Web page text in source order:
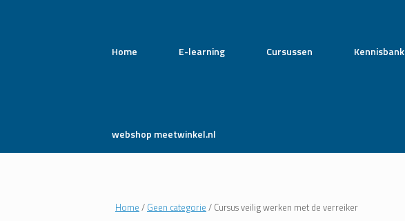
Home E-learning Cursussen Kennisbank
webshop meetwinkel.nl
Home / Geen categorie / Cursus veilig werken met de verreiker